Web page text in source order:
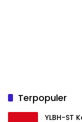
Terpopuler
YLBH-ST